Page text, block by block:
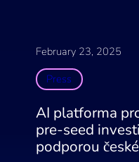
February 23, 2025
Press
AI platforma
pre-seed
podporou